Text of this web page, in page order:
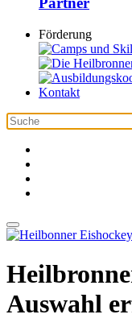
Förderung
Kontakt
Auswahl